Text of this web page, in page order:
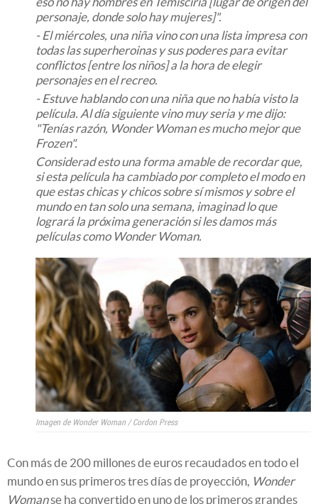
personaje, donde solo hay mujeres]".
- El miércoles, una niña vino con una lista impresa con
todas las superheroinas y sus poderes para evitar
conflictos [entre los niños] a la hora de elegir
personajes en el recreo.
- Estuve hablando con una niña que no había visto la
película. Al día siguiente vino muy seria y me dijo:
"Tenías razón, Wonder Womanes mucho mejor que
Frozen".
Considerad esto una forma amable de recordar que,
si esta película ha cambiado por completo el modo en
que estas chicas y chicos sobre sí mismos y sobre el
mundo en tan solo una semana, imaginad lo que
logrará la próxima generación si les damos más
películas como Wonder Woman.
Imagen de Wonder Woman / Cordon Press
Con más de 200 millones de euros recaudados en todo el
mundo en sus primeros tres días de proyección, Wonder
Womanse ha convertido en uno de los primeros grandes